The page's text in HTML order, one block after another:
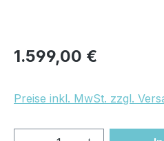
Regulärer Preis:
1.599,00 €
Preise inkl. MwSt. zzgl.